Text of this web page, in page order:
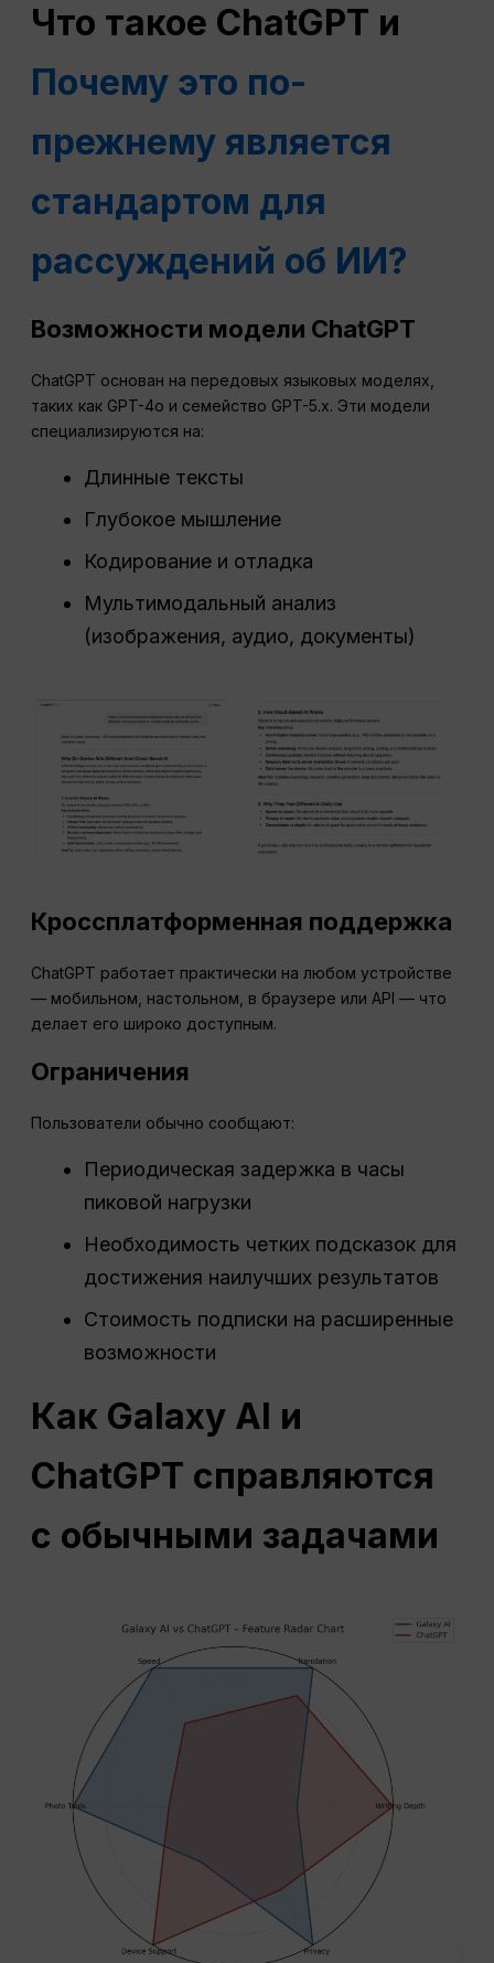
Что такое ChatGPT и
Почему это по-
прежнему является
стандартом для
рассуждений об ИИ?
Возможности модели ChatGPT
ChatGPT основан на передовых языковых моделях,
таких как GPT-4o и семейство GPT-5.x. Эти модели
специализируются на:
Длинные тексты
Глубокое мышление
Кодирование и отладка
Мультимодальный анализ
(изображения, аудио, документы)
Кроссплатформенная поддержка
ChatGPT работает практически на любом устройстве
— мобильном, настольном, в браузере или API — что
делает его широко доступным.
Ограничения
Пользователи обычно сообщают:
Периодическая задержка в часы
пиковой нагрузки
Необходимость четких подсказок для
достижения наилучших результатов
Стоимость подписки на расширенные
возможности
Как Galaxy AI и
ChatGPT справляются
с обычными задачами